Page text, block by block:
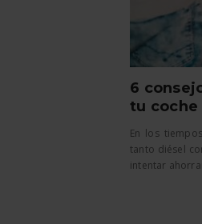
6
tu
En los
tanto diésel
intentar